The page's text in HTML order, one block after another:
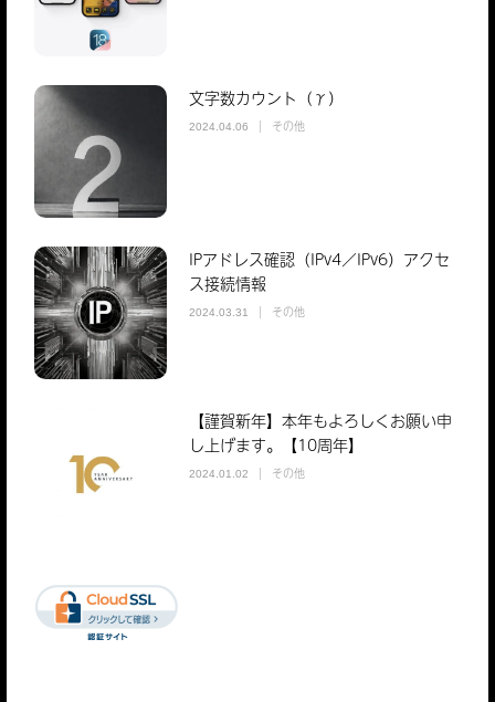
文字数カウント（γ）
2024.04.06 その他
IPアドレス確認（IPv4／IPv6）アクセ
ス接続情報
2024.03.31 その他
【謹賀新年】本年もよろしくお願い申
し上げます。【10周年】
2024.01.02 その他